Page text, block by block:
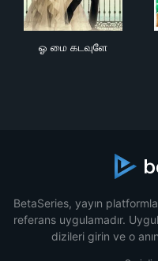
ஓ மை கடவுளே
BetaSeries, yayın
referans uygulamadır.
dizileri girin ve o